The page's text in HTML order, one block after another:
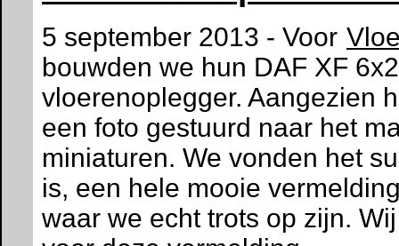
5 september 2013 - Voor
bouwden we hun DAF XF
vloerenoplegger. Aangezien
een foto gestuurd naar het
miniaturen. We vonden het
is, een hele mooie
waar we echt trots op zijn.